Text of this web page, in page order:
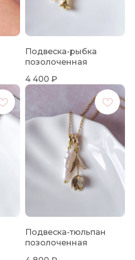
Подвеска-рыбка
позолоченная
4 400 ₽
Подвеска-тюльпан
позолоченная